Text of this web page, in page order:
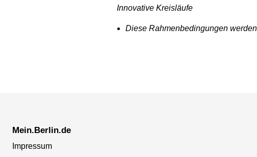
Innovative Kreisläufe
Diese Rahmenbedingungen
Mein.Berlin.de
Impressum